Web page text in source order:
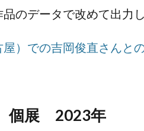
のデータで改めて出力
）での吉岡俊直さんと
個展 2023年